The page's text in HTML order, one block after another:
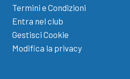
Termini e Condizioni
Entra nel club
Gestisci Cookie
Modifica la privacy